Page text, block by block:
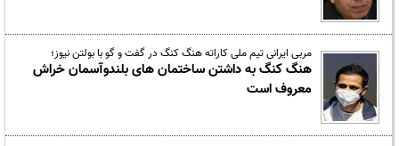
مربی ایرانی تیم ملی کاراته هنگ کنگ در گفت و گو با بولتن نیوز؛
هنگ کنگ به داشتن ساختمان های بلندوآسمان خراش
معروف است